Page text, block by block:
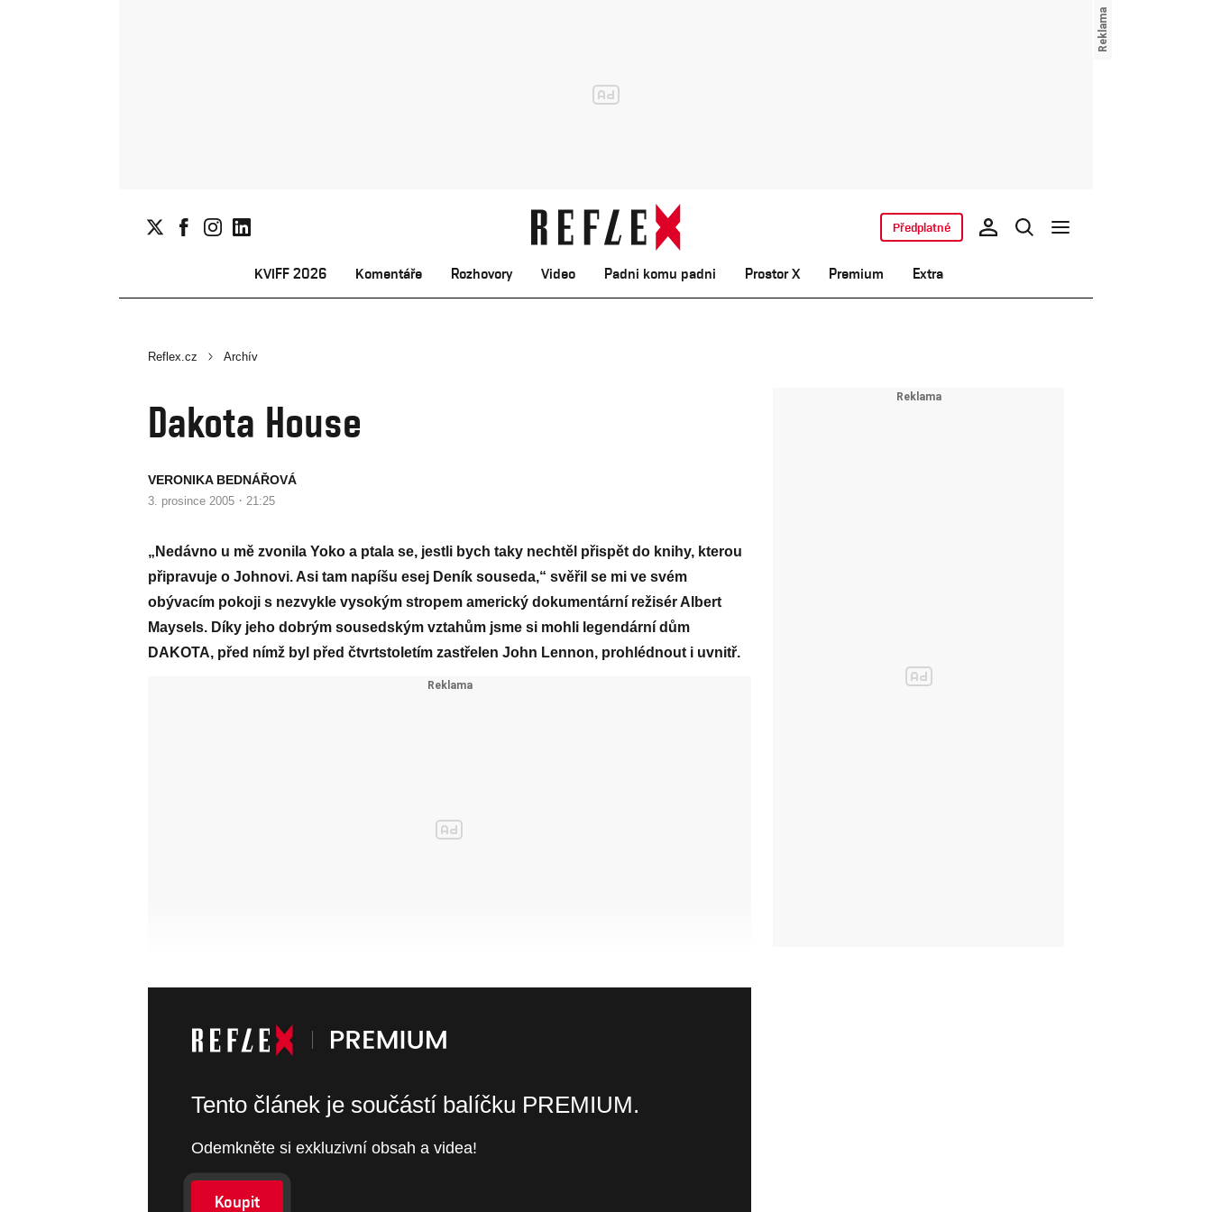
KVIFF 2026 Komentáře Rozhovory Video Padni komu padni Prostor X Premium Extra
Předplatné
Reflex.cz Archív
Dakota House
VERONIKA BEDNÁŘOVÁ
3. prosince 2005 · 21:25
„Nedávno u mě zvonila Yoko a ptala se, jestli bych taky nechtěl přispět do knihy, kterou
připravuje o Johnovi. Asi tam napíšu esej Deník souseda,“ svěřil se mi ve svém
obývacím pokoji s nezvykle vysokým stropem americký dokumentární režisér Albert
Maysels. Díky jeho dobrým sousedským vztahům jsme si mohli legendární dům
DAKOTA, před nímž byl před čtvrtstoletím zastřelen John Lennon, prohlédnout i uvnitř.
Tento článek je součástí balíčku PREMIUM.
Odemkněte si exkluzivní obsah a videa!
Koupit